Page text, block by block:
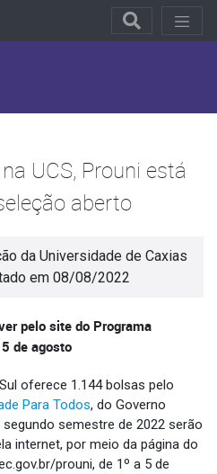
UCS, Prouni está
aberto
da Universidade de Caxias
em 08/08/2022
pelo site do Programa
de agosto
oferece 1.144 bolsas pelo
Para Todos, do Governo
semestre de 2022 serão
internet, por meio da página do
prouni, de 1º a 5 de